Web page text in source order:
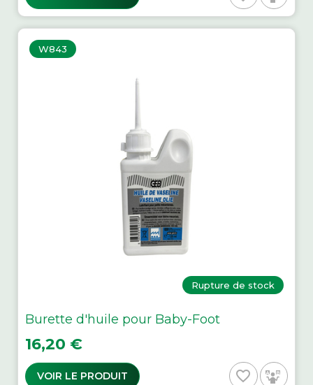
W843
Rupture de stock
Burette d'huile pour Baby-Foot
Prix
16,20 €
VOIR LE PRODUIT favorite_border